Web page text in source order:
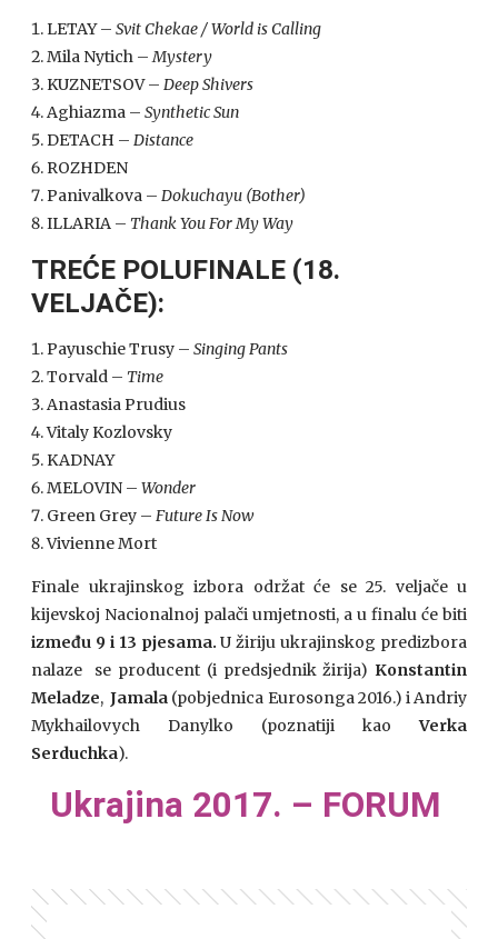
LETAY – Svit Chekae / World is Calling
Mila Nytich –Mystery
KUZNETSOV – Deep Shivers
Aghiazma – Synthetic Sun
DETACH – Distance
ROZHDEN
Panivalkova – Dokuchayu (Bother)
ILLARIA – Thank You For My Way
TREĆE POLUFINALE (18.
VELJAČE):
Payuschie Trusy – Singing Pants
Torvald – Time
Anastasia Prudius
Vitaly Kozlovsky
KADNAY
MELOVIN – Wonder
Green Grey – Future Is Now
Vivienne Mort
Finale ukrajinskog izbora održat će se 25. veljače u
kijevskoj Nacionalnoj palači umjetnosti, a u finalu će biti
između 9 i 13 pjesama.U žiriju ukrajinskog predizbora
nalaze se producent (i predsjednik žirija) Konstantin
Meladze,Jamala (pobjednica Eurosonga 2016.) i Andriy
Mykhailovych Danylko (poznatiji kaoVerka
Serduchka).
Ukrajina 2017. – FORUM